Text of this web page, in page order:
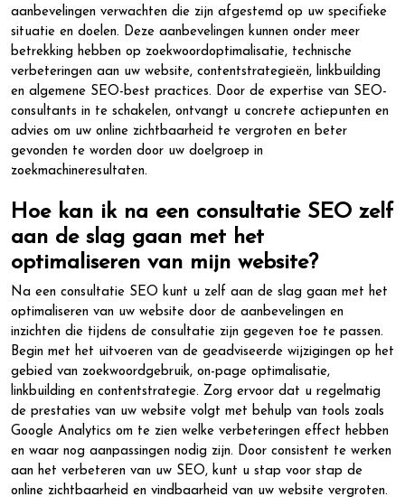
aanbevelingen verwachten die zijn afgestemd op uw specifieke
situatie en doelen. Deze aanbevelingen kunnen onder meer
betrekking hebben op zoekwoordoptimalisatie, technische
verbeteringen aan uw website, contentstrategieën, linkbuilding
en algemene SEO-best practices. Door de expertise van SEO-
consultants in te schakelen, ontvangt u concrete actiepunten en
advies om uw online zichtbaarheid te vergroten en beter
gevonden te worden door uw doelgroep in
zoekmachineresultaten.
Hoe kan ik na een consultatie SEO zelf
aan de slag gaan met het
optimaliseren van mijn website?
Na een consultatie SEO kunt u zelf aan de slag gaan met het
optimaliseren van uw website door de aanbevelingen en
inzichten die tijdens de consultatie zijn gegeven toe te passen.
Begin met het uitvoeren van de geadviseerde wijzigingen op het
gebied van zoekwoordgebruik, on-page optimalisatie,
linkbuilding en contentstrategie. Zorg ervoor dat u regelmatig
de prestaties van uw website volgt met behulp van tools zoals
Google Analytics om te zien welke verbeteringen effect hebben
en waar nog aanpassingen nodig zijn. Door consistent te werken
aan het verbeteren van uw SEO, kunt u stap voor stap de
online zichtbaarheid en vindbaarheid van uw website vergroten.